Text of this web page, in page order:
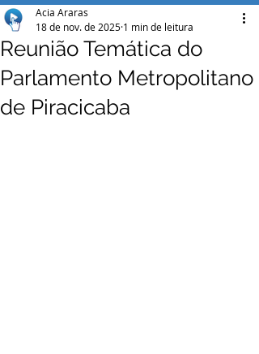
Reunião Temática do
Parlamento Metropolitano
de Piracicaba
Acia Araras
18 de nov. de 2025 1 min de leitura